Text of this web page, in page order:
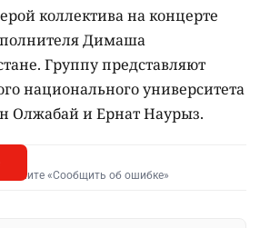
коллектива на концерте
Димаша
Группу представляют
национального университета
Олжабай и Ернат Наурыз.
«Сообщить об ошибке»